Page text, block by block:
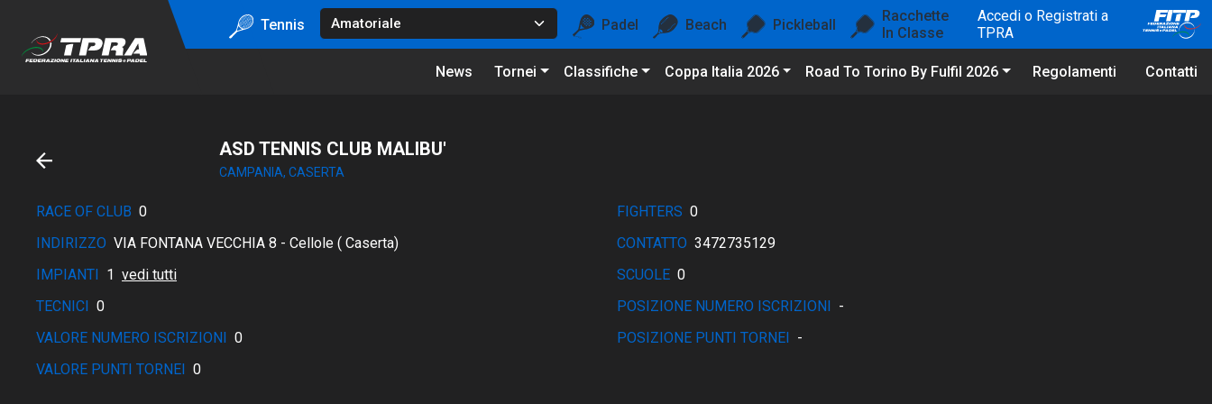
Tennis Padel Beach Pickleball
Racchette
In Classe
Accedi o Registrati a
TPRA
News Tornei Classifiche Coppa Italia 2026 Road To Torino By Fulfil 2026 Regolamenti Contatti
ASD TENNIS CLUB MALIBU'
CAMPANIA, CASERTA
RACE OF CLUB 0 FIGHTERS 0
INDIRIZZO VIA FONTANA VECCHIA 8 - Cellole ( Caserta) CONTATTO 3472735129
IMPIANTI 1 vedi tutti SCUOLE 0
TECNICI 0 POSIZIONE NUMERO ISCRIZIONI -
VALORE NUMERO ISCRIZIONI 0 POSIZIONE PUNTI TORNEI -
VALORE PUNTI TORNEI 0